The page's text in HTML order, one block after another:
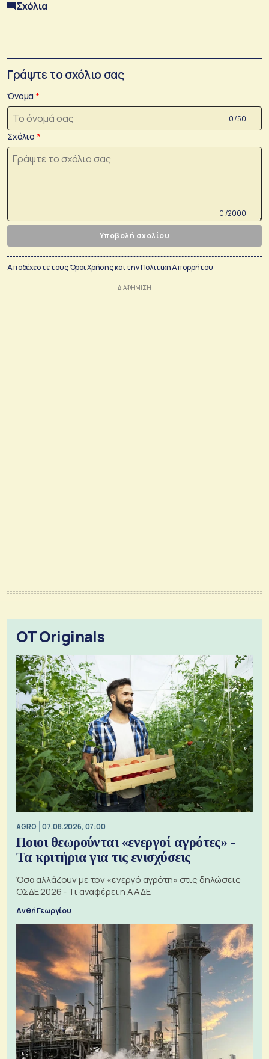
Σχόλια
Γράψτε το σχόλιο σας
Όνομα
0 /50
Σχόλιο
0 /2000
Υποβολή σχολίου
Αποδέχεστε τουςΌροι Χρήσηςκαι τηνΠολιτικη Απορρήτου
OT Originals
AGRO 07.08.2026, 07:00
Ποιοι θεωρούνται «ενεργοί αγρότες» -
Τα κριτήρια για τις ενισχύσεις
Όσα αλλάζουν με τον «ενεργό αγρότη» στις δηλώσεις
ΟΣΔΕ 2026 - Τι αναφέρει η ΑΑΔΕ
Ανθή Γεωργίου